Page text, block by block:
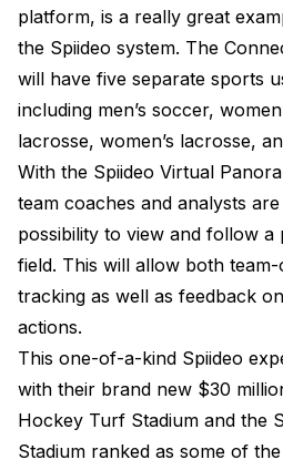
platform, is a really great
the Spiideo system. The
will have five separate sports
including men’s soccer,
lacrosse, women’s lacrosse,
With the Spiideo Virtual
team coaches and analysts
possibility to view and follow a
field. This will allow both
tracking as well as feedback
actions.
This one-of-a-kind Spiideo
with their brand new $30
Hockey Turf Stadium and the
Stadium ranked as some of